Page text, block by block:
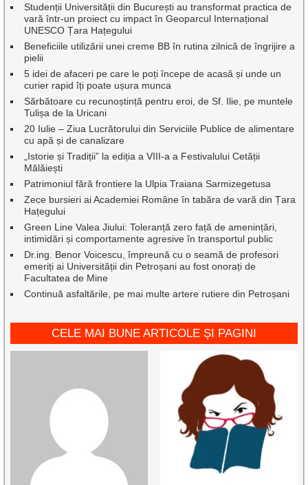
Studenții Universității din București au transformat practica de
vară într-un proiect cu impact în Geoparcul Internațional
UNESCO Țara Hațegului
Beneficiile utilizării unei creme BB în rutina zilnică de îngrijire a
pielii
5 idei de afaceri pe care le poți începe de acasă și unde un
curier rapid îți poate ușura munca
Sărbătoare cu recunoștință pentru eroi, de Sf. Ilie, pe muntele
Tulișa de la Uricani
20 Iulie – Ziua Lucrătorului din Serviciile Publice de alimentare
cu apă și de canalizare
„Istorie și Tradiții” la ediția a VIII-a a Festivalului Cetății
Mălăiești
Patrimoniul fără frontiere la Ulpia Traiana Sarmizegetusa
Zece bursieri ai Academiei Române în tabăra de vară din Țara
Hațegului
Green Line Valea Jiului: Toleranță zero față de amenințări,
intimidări și comportamente agresive în transportul public
Dr.ing. Benor Voicescu, împreună cu o seamă de profesori
emeriți ai Universității din Petroșani au fost onorați de
Facultatea de Mine
Continuă asfaltările, pe mai multe artere rutiere din Petroșani
CELE MAI BUNE ARTICOLE ȘI PAGINI